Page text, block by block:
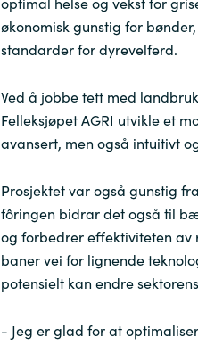
økonomisk gunstig for
standarder for dyrevelferd.
Ved å jobbe tett med
Felleksjøpet AGRI utvikle et
avansert, men også intuitivt
Prosjektet var også gunstig
fôringen bidrar det også til
og forbedrer effektiviteten av
baner vei for lignende
potensielt kan endre
- Jeg er glad for at